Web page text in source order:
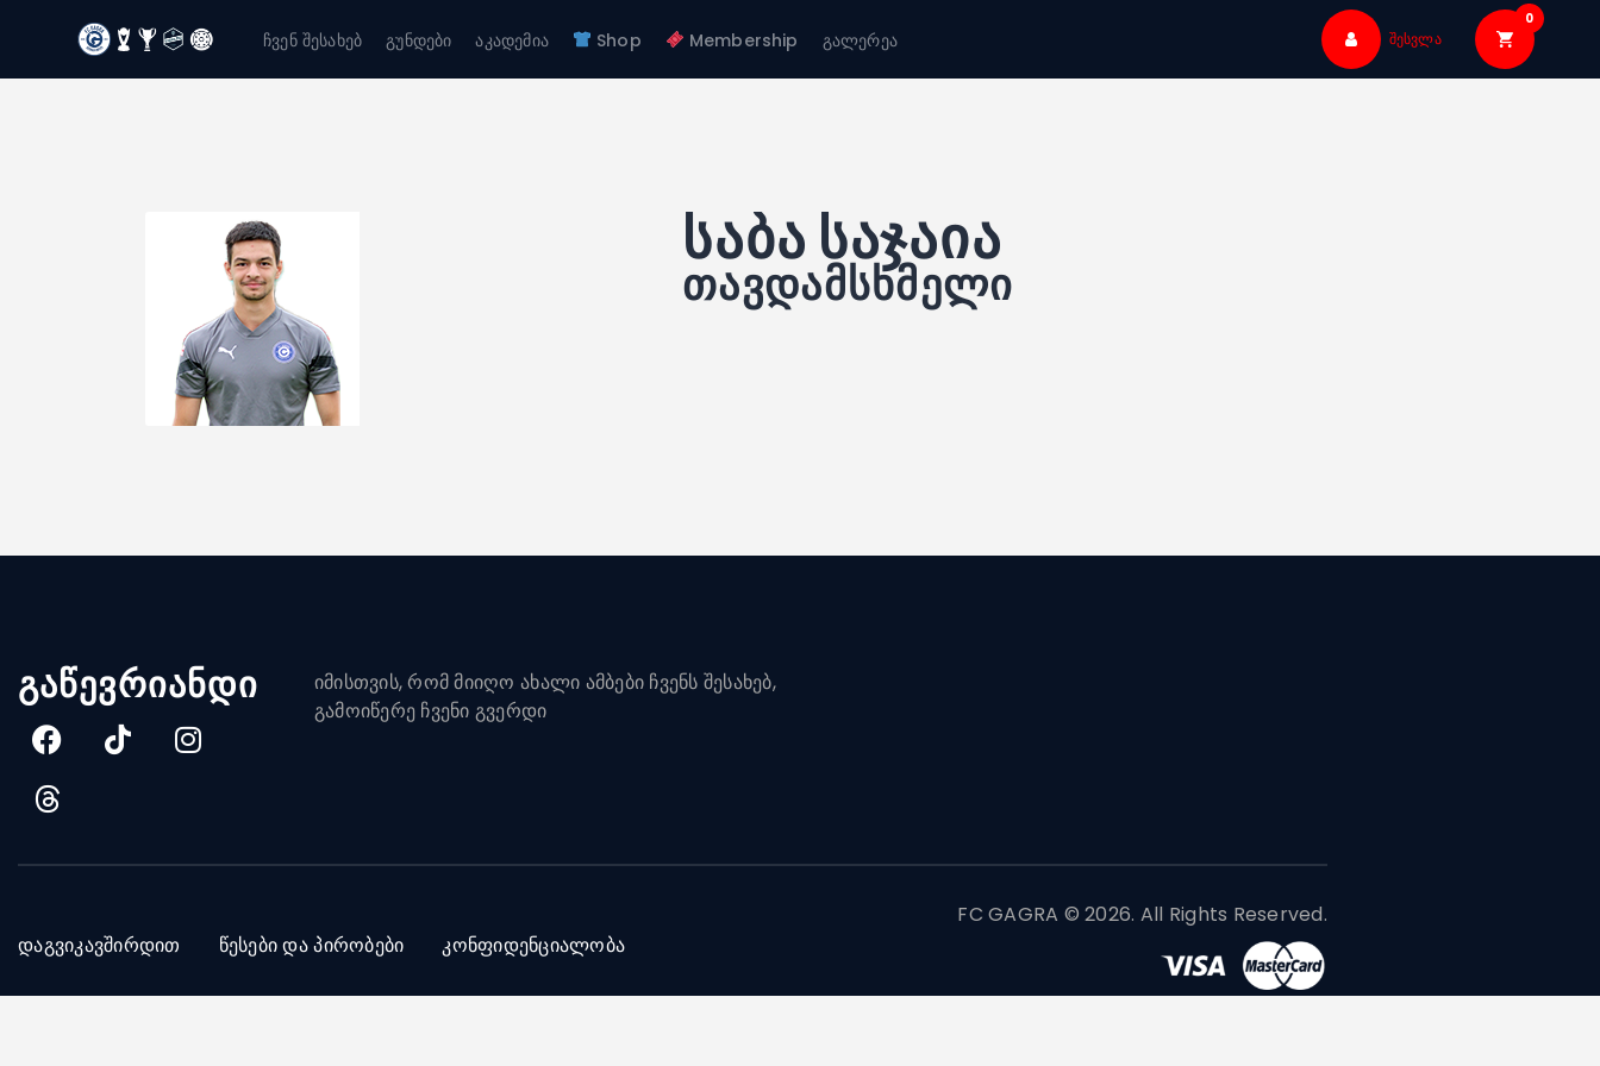
ჩვენ შესახებ გუნდები აკადემია Shop Membership გალერეა შესვლა
0
FC GAGRA
გუნდები
საბა საჯაია
თავდამსხმელი
გაწევრიანდი
იმისთვის, რომ მიიღო ახალი ამბები ჩვენს შესახებ,
გამოიწერე ჩვენი გვერდი
დაგვიკავშირდით წესები და პირობები კონფიდენციალობა
FC GAGRA © 2026. All Rights Reserved.